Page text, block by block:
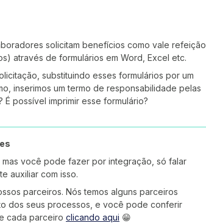
solicitam benefícios como vale refeição,
através de formulários em Word, Excel etc.
substituindo esses formulários por um
inserimos um termo de responsabilidade pelas
É possível imprimir esse formulário?
você pode fazer por integração, só falar
auxiliar com isso.
parceiros. Nós temos alguns parceiros
dos seus processos, e você pode conferir
cada parceiro clicando aqui 😁